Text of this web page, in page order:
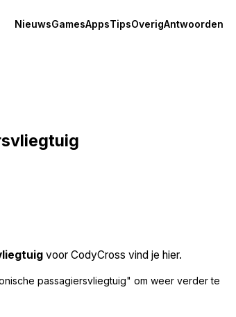
NieuwsGamesAppsTipsOverigAntwoorden
voor CodyCross vind je hier.
passagiersvliegtuig" om weer verder te